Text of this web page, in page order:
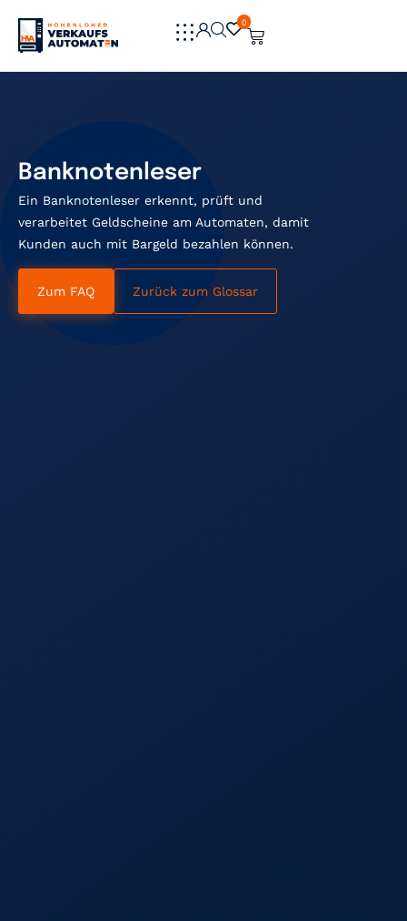
0
0
Banknotenleser
Ein Banknotenleser erkennt, prüft und
verarbeitet Geldscheine am Automaten, damit
Kunden auch mit Bargeld bezahlen können.
Zum FAQ Zurück zum Glossar